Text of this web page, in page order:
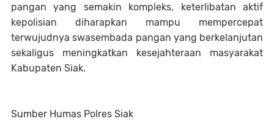
pangan yang semakin kompleks, keterlibatan aktif
kepolisian diharapkan mampu mempercepat
terwujudnya swasembada pangan yang berkelanjutan
sekaligus meningkatkan kesejahteraan masyarakat
Kabupaten Siak.
Sumber Humas Polres Siak